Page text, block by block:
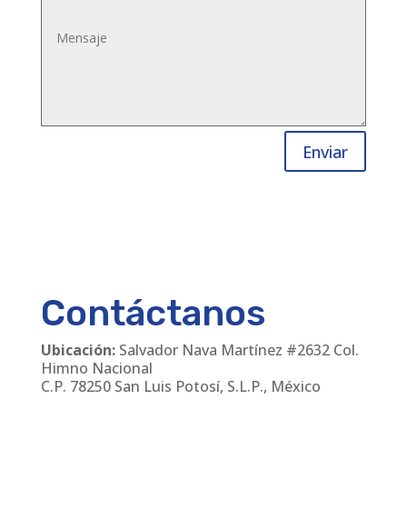
Enviar
Contáctanos
Ubicación:Salvador Nava Martínez #2632 Col.
Himno Nacional
C.P. 78250 San Luis Potosí, S.L.P., México